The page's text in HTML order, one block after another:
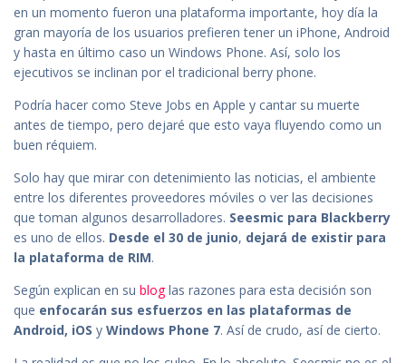
en un momento fueron una plataforma importante, hoy día la
gran mayoría de los usuarios prefieren tener un iPhone, Android
y hasta en último caso un Windows Phone. Así, solo los
ejecutivos se inclinan por el tradicional berry phone.
Podría hacer como Steve Jobs en Apple y cantar su muerte
antes de tiempo, pero dejaré que esto vaya fluyendo como un
buen réquiem.
Solo hay que mirar con detenimiento las noticias, el ambiente
entre los diferentes proveedores móviles o ver las decisiones
que toman algunos desarrolladores. Seesmic para Blackberry
es uno de ellos. Desde el 30 de junio, dejará de existir para
la plataforma de RIM.
Según explican en su bloglas razones para esta decisión son
que enfocarán sus esfuerzos en las plataformas de
Android, iOS y Windows Phone 7. Así de crudo, así de cierto.